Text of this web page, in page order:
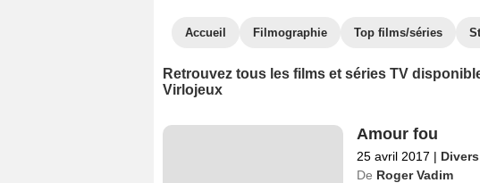
Accueil Filmographie Top films/séries
Retrouvez tous les films et séries TV
Virlojeux
Amour fou
25 avril 2017 | Divers
De Roger Vadim